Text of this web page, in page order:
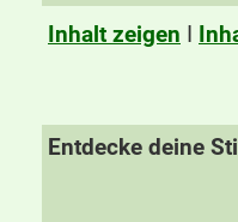
Inhalt zeigen I
Entdecke deine